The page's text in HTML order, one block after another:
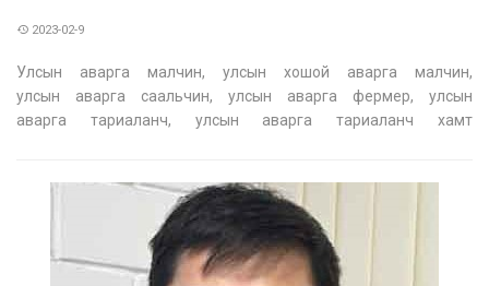
2023-02-9
Улсын аварга малчин, улсын хошой аварга малчин,
улсын аварга саальчин, улсын аварга фермер, улсын
аварга тариаланч, улсын аварга тариаланч хамт
улсын аварга тариаланч, улсын аварга тариала